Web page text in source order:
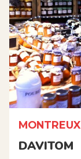
MONTREUX
DAVITOM